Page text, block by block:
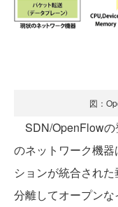
図：
SDN/OpenFlowの
のネットワーク機
ションが統合され
分離してオープン